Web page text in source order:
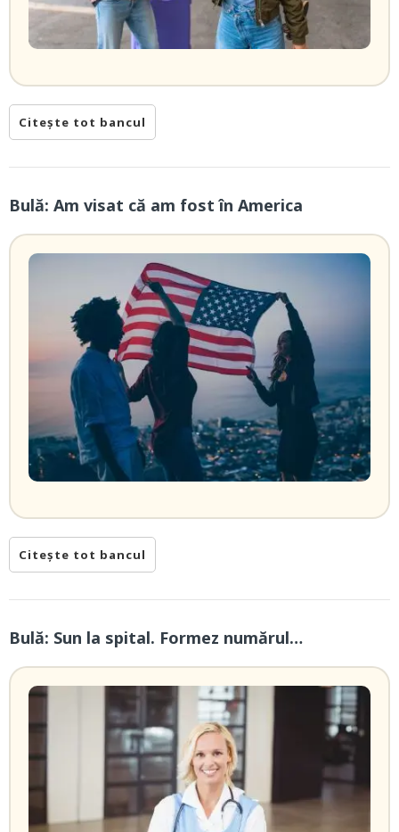
Citește tot bancul
Bulă: Am visat că am fost în America
Citește tot bancul
Bulă: Sun la spital. Formez numărul…